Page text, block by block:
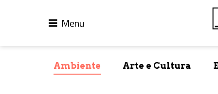
Menu
Ambiente Arte e Cultura